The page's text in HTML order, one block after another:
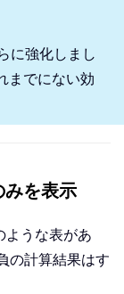
に強化しまし
までにない効
を表示
ような表があ
の計算結果はす